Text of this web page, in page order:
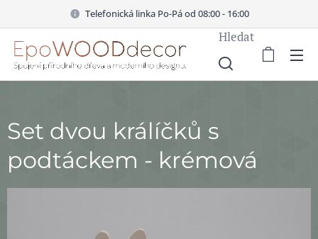
Telefonická linka Po-Pá od 08:00 - 16:00
Hledat
Set dvou králíčků s
podtáckem - krémová